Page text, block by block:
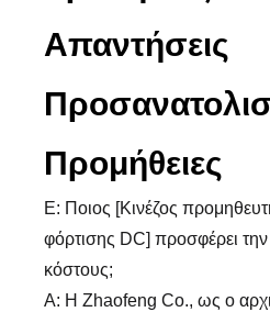
Απαντήσεις
Προμήθειες
Ε: Ποιος [Κινέζος
φόρτισης DC] προσφέρει
κόστους;
Α: Η Zhaofeng Co., ως ο